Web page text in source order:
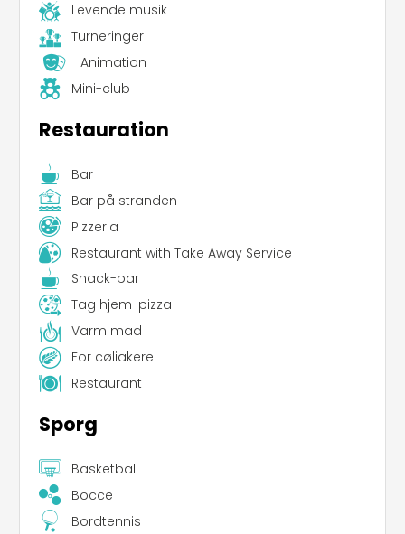
Levende musik
Turneringer
Animation
Mini-club
Restauration
Bar
Bar på stranden
Pizzeria
Restaurant with Take Away Service
Snack-bar
Tag hjem-pizza
Varm mad
For cøliakere
Restaurant
Sporg
Basketball
Bocce
Bordtennis